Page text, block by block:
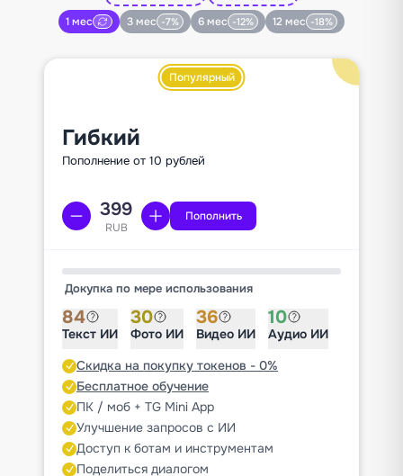
1 мес
3 мес -7% 6 мес -12% 12 мес -18%
Популярный
Гибкий
Пополнение от 10 рублей
RUB
Пополнить
Докупка по мере использования
84
Текст ИИ
30
Фото ИИ
36
Видео ИИ
10
Аудио ИИ
Скидка на покупку токенов - 0%
Бесплатное обучение
ПК / моб + TG Mini App
Улучшение запросов с ИИ
Доступ к ботам и инструментам
Поделиться диалогом